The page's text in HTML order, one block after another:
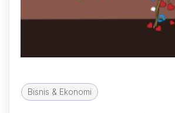
Bisnis & Ekonomi